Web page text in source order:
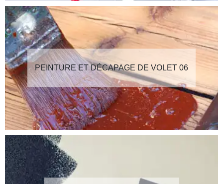
PEINTURE ET DÉCAPAGE DE VOLET 06